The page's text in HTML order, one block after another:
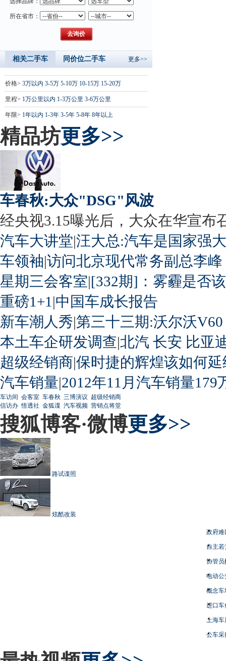
所在省市：
相关二手车 同价位二手车 更多>>
价格> 3万以内 3-5万 5-10万 10-15万 15-20万
里程> 1万公里以内 1-3万公里 3-6万公里
年限> 1年以内 1-3年 3-5年 5-8年 8年以上
精品坊更多>>
车春秋:大众"DSG"风波
经央视3.15曝光后，大众在华宣布
汽车大讲堂|汪大总:汽车是国家强
车领袖|访问北京现代常务副总李峰
星期三会客室|[332期]：雾霾是否
重磅1+1 |中国车成长报告
新车潮人秀|第三十三期:沃尔沃
本土车企研发调查|北汽 长安 比亚
超级经销商|保时捷的辉煌该如何延
汽车销量|2012年11月汽车销量179
车访间 会客室 车春秋 三博演议 超级经销商
信访办 悟透社 金狐谍 汽车视频 营销点将堂
搜狐博客·微博更多>>
路试谍照
炫酷改装
政府难
自主
协管员
电动
概念车
进口车
上海
公车采